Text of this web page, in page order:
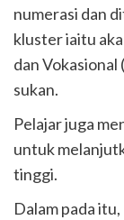
numerasi dan
kluster iaitu
dan Vokasional
sukan.
Pelajar juga
untuk
tinggi.
Dalam pada